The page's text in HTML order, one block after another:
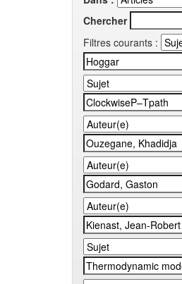
Chercher
Filtres courants :